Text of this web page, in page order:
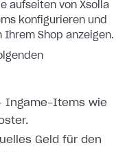
aufseiten von Xsolla
konfigurieren und
Ihrem Shop anzeigen.
Ingame-Items wie
Geld für den